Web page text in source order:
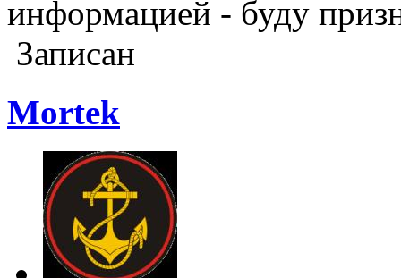
информацией - буду
Записан
Mortek